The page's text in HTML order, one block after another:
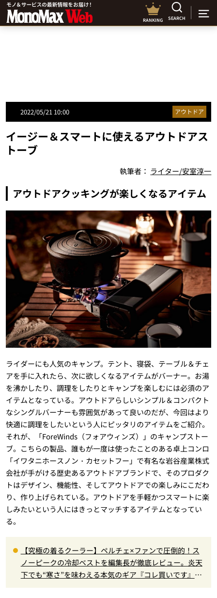
RANKING SEARCH
2022/05/21 10:00 アウトドア
イージー＆スマートに使えるアウトドアス
トーブ
執筆者： ライター/安室淳一
アウトドアクッキングが楽しくなるアイテム
ライダーにも人気のキャンプ。テント、寝袋、テーブル＆チェ
アを手に入れたら、次に欲しくなるアイテムがバーナー。お湯
を沸かしたり、調理をしたりとキャンプを楽しむには必須のア
イテムとなっている。アウトドアらしいシンプル＆コンパクト
なシングルバーナーも雰囲気があって良いのだが、今回はより
快適に調理をしたいという人にピッタリのアイテムをご紹介。
それが、「ForeWinds（フォアウィンズ）」のキャンプストー
ブ。こちらの製品、誰もが一度は使ったことのある卓上コンロ
「イワタニホースノン・カセットフー」で有名な岩谷産業株式
会社が手がける歴史あるアウトドアブランドで、そのプロダク
トはデザイン、機能性、そしてアウトドアでの楽しみにこだわ
り、作り上げられている。アウトドアを手軽かつスマートに楽
しみたいという人にはきっとマッチするアイテムとなってい
る。
【究極の着るクーラー】ペルチェ×ファンで圧倒的！ス
ノーピークの冷却ベストを編集長が徹底レビュー。炎天
下でも“寒さ”を味わえる本気のギア『コレ買いです』Vo